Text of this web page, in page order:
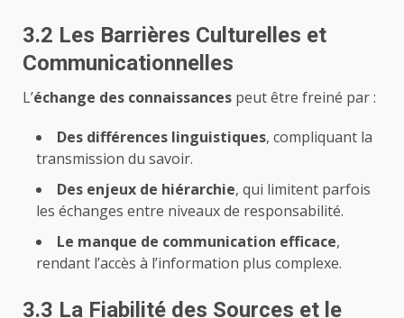
3.2 Les Barrières Culturelles et
Communicationnelles
L’échange des connaissances peut être freiné par :
Des différences linguistiques, compliquant la
transmission du savoir.
Des enjeux de hiérarchie, qui limitent parfois
les échanges entre niveaux de responsabilité.
Le manque de communication efficace,
rendant l’accès à l’information plus complexe.
3.3 La Fiabilité des Sources et le